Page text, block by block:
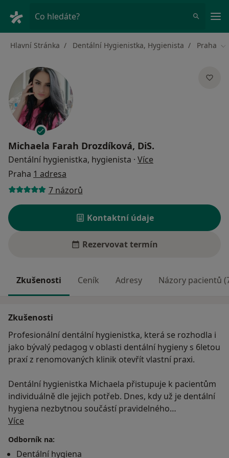
Co hledáte?
Hlavní Stránka Dentální Hygienistka, Hygienista Praha
Michaela Farah Drozdíková, DiS.
Dentální hygienistka, hygienista · Více
Praha 1 adresa
7 názorů
Kontaktní údaje
Rezervovat termín
Zkušenosti Ceník Adresy Názory pacientů
Zkušenosti
Profesionální dentální hygienistka, která se rozhodla i
jako bývalý pedagog v oblasti dentální hygieny s 6letou
praxí z renomovaných klinik otevřít vlastní praxi.
Dentální hygienistka Michaela přistupuje k pacientům
individuálně dle jejich potřeb. Dnes, kdy už je dentální
hygiena nezbytnou součástí pravidelného
stomatologického ošetření, může být jak bezbolestná,
tak i precizně odvedená v příjemném prostředí
profesionála.
Více
Odborník na:
Dentální hygiena